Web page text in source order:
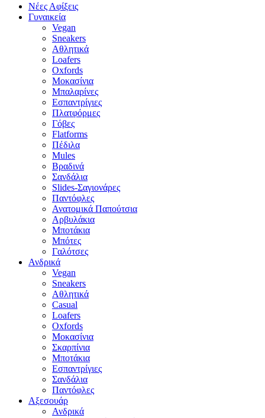
Νέες Αφίξεις
Γυναικεία
Vegan
Sneakers
Αθλητικά
Loafers
Oxfords
Μοκασίνια
Μπαλαρίνες
Εσπαντρίγιες
Πλατφόρμες
Γόβες
Flatforms
Πέδιλα
Mules
Βραδινά
Σανδάλια
Slides-Σαγιονάρες
Παντόφλες
Ανατομικά Παπούτσια
Αρβυλάκια
Μποτάκια
Μπότες
Γαλότσες
Ανδρικά
Vegan
Sneakers
Αθλητικά
Casual
Loafers
Oxfords
Μοκασίνια
Σκαρπίνια
Μποτάκια
Εσπαντρίγιες
Σανδάλια
Παντόφλες
Αξεσουάρ
Ανδρικά